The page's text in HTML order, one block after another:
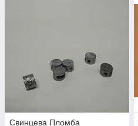
Свинцева Пломба